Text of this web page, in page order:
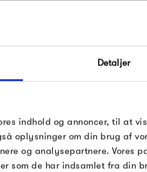
Detaljer
indhold og annoncer, til at
oplysninger om din brug af
og analysepartnere. Vores
som de har indsamlet fra din
til 19.
FÅ 10%
Gælder ikke på
Pop og i forvejen